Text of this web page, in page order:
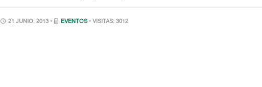
21 JUNIO, 2013 • EVENTOS • VISITAS: 3012